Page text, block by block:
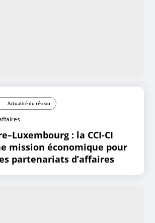
Actualité du réseau
: la CCI-CI
mission économique pour
partenariats d’affaires